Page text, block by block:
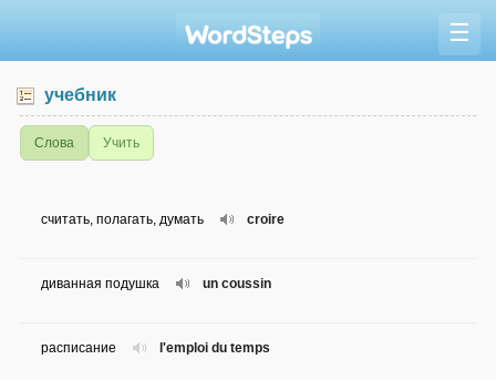
☰
учебник
Слова Учить
croire
считать, полагать, думать
un coussin
диванная подушка
l'emploi du temps
расписание